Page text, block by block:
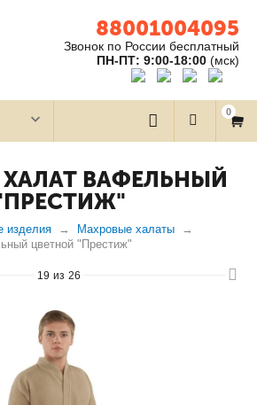
88001004095
Звонок по России бесплатный
ПН-ПТ: 9:00-18:00 (мск)
0
ВАФЕЛЬНЫЙ
изделия
Махровые халаты
цветной "Престиж"
19 из 26